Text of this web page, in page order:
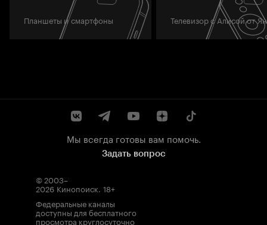
Планшеты и смартфоны Телевизор с Алисой от
Мы всегда готовы вам помочь.
Задать вопрос
© 2003–
2026 Кинопоиск. 18+
Федеральные каналы
доступны для бесплатного
просмотра круглосуточно